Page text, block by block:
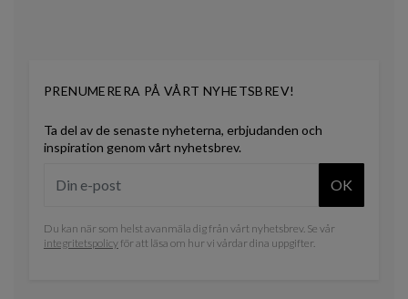
PRENUMERERA PÅ VÅRT NYHETSBREV!
Ta del av de senaste nyheterna, erbjudanden och
inspiration genom vårt nyhetsbrev.
OK
Du kan när som helst avanmäla dig från vårt nyhetsbrev. Se vår
integritetspolicyför att läsa om hur vi vårdar dina uppgifter.